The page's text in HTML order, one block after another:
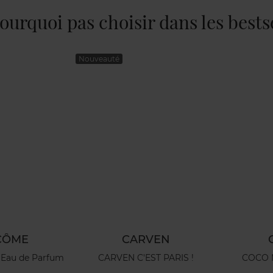
pas choisir dans les
PARIS !
CHANEL
COCO MADEMOISELLE